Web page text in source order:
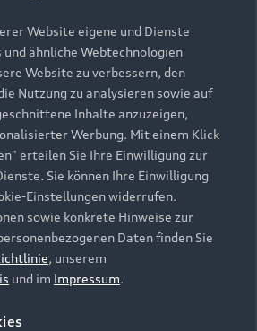
Website eigene und Dienste
ähnliche Webtechnologien
Website zu verbessern, den
Nutzung zu analysieren sowie auf
Inhalte anzuzeigen,
Werbung. Mit einem Klick
erteilen Sie Ihre Einwilligung zur
Sie können Ihre Einwilligung
Einstellungen widerrufen.
sowie konkrete Hinweise zur
Daten finden Sie
, unserem
und im Impressum.